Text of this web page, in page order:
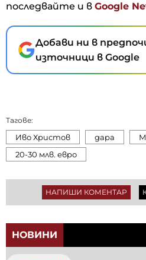
последвайте и в Google
Добави ни в
източници в Google
Тагове:
Иво Христов дара
20-30 млв. евро
НАПИШИ КОМЕНТАР
НОВИНИ